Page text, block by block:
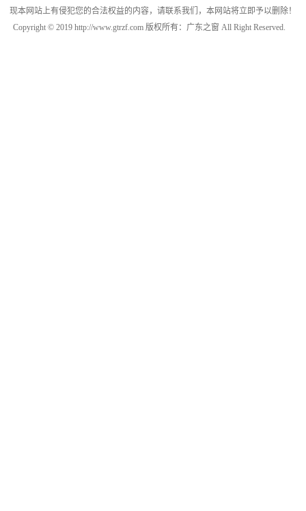
现本网站上有侵犯您的合法权益的内容，请联系我们，本网站将立即予以删除！
Copyright © 2019 http://www.gtrzf.com 版权所有：广东之窗 All Right Reserved.